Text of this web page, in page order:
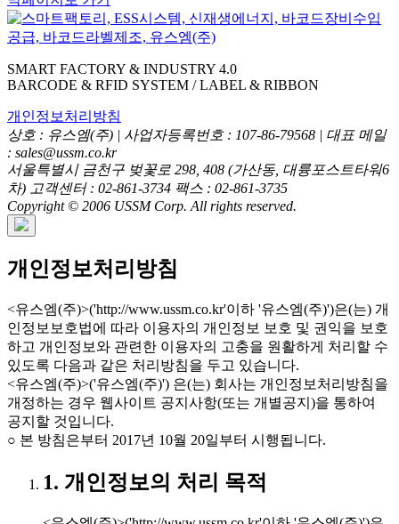
SMART FACTORY & INDUSTRY 4.0
BARCODE & RFID SYSTEM / LABEL & RIBBON
개인정보처리방침
상호 : 유스엠(주) | 사업자등록번호 : 107-86-79568 | 대표 메일
: sales@ussm.co.kr
서울특별시 금천구 벚꽃로 298, 408 (가산동, 대륭포스트타워6
차) 고객센터 : 02-861-3734 팩스 : 02-861-3735
Copyright © 2006 USSM Corp. All rights reserved.
개인정보처리방침
<유스엠(주)>('http://www.ussm.co.kr'이하 '유스엠(주)')은(는) 개
인정보보호법에 따라 이용자의 개인정보 보호 및 권익을 보호
하고 개인정보와 관련한 이용자의 고충을 원활하게 처리할 수
있도록 다음과 같은 처리방침을 두고 있습니다.
<유스엠(주)>('유스엠(주)') 은(는) 회사는 개인정보처리방침을
개정하는 경우 웹사이트 공지사항(또는 개별공지)을 통하여
공지할 것입니다.
○ 본 방침은부터 2017년 10월 20일부터 시행됩니다.
1. 개인정보의 처리 목적